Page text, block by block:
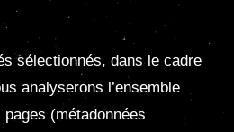
sélectionnés, dans le cadre
analyserons l’ensemble
(métadonnées